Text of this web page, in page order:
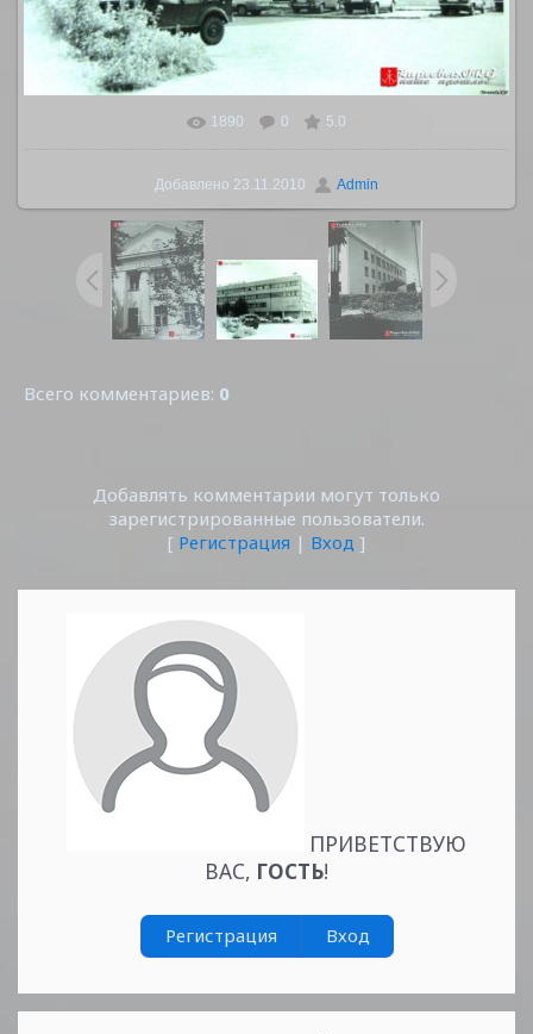
В реальном размере 1600x1268
1890 0 5.0
Добавлено 23.11.2010 Admin
Всего комментариев: 0
Добавлять комментарии могут только
зарегистрированные пользователи.
[ Регистрация | Вход ]
ПРИВЕТСТВУЮ
ВАС, ГОСТЬ!
Регистрация Вход